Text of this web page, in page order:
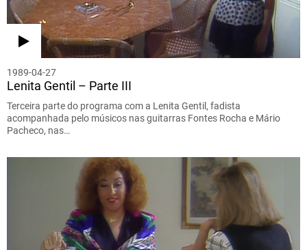
1989-04-27
Lenita Gentil – Parte III
Terceira parte do programa com a Lenita Gentil, fadista
acompanhada pelo músicos nas guitarras Fontes Rocha e Mário
Pacheco, nas…